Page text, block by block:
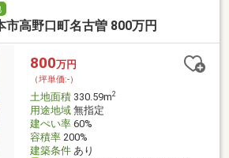
市高野口町名古曽 800万円
800万円
（坪単価:-）
土地面積330.59m2
用途地域無指定
建ぺい率60%
容積率200%
建築条件あり